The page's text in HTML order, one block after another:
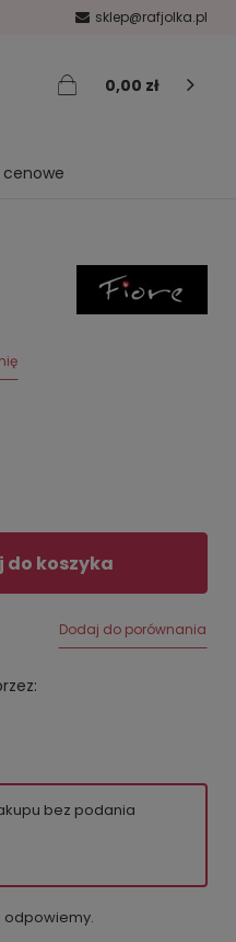
sklep@rafjolka.pl
0,00 zł
cenowe
do koszyka
Dodaj do porównania
bez podania
odpowiemy.